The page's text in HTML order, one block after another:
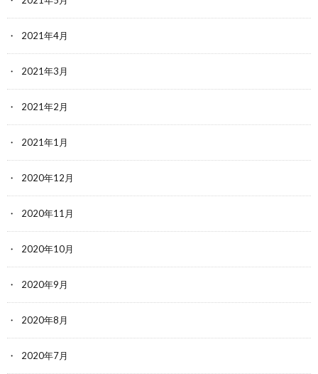
2021年4月
2021年3月
2021年2月
2021年1月
2020年12月
2020年11月
2020年10月
2020年9月
2020年8月
2020年7月